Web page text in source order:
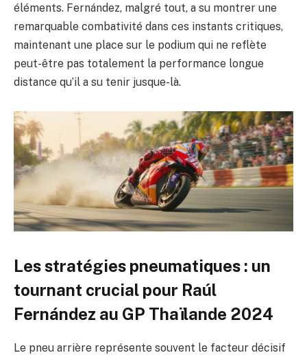
éléments. Fernández, malgré tout, a su montrer une
remarquable combativité dans ces instants critiques,
maintenant une place sur le podium qui ne reflète
peut-être pas totalement la performance longue
distance qu’il a su tenir jusque-là.
Les stratégies pneumatiques : un
tournant crucial pour Raúl
Fernández au GP Thaïlande 2024
Le pneu arrière représente souvent le facteur décisif